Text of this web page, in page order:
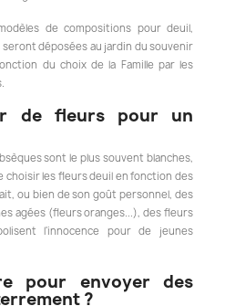
de compositions pour deuil,
déposées au jardin du souvenir
du choix de la Famille par les
de fleurs pour un
sont le plus souvent blanches,
choisir les fleurs deuil en fonction des
ou bien de son goût personnel, des
agées (fleurs oranges...), des fleurs
l'innocence pour de jeunes
pour envoyer des
?